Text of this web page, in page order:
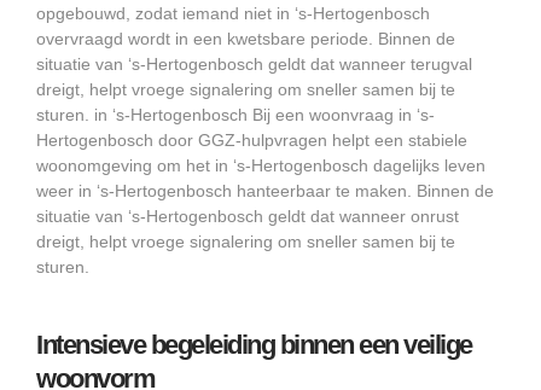
opgebouwd, zodat iemand niet in ‘s-Hertogenbosch
overvraagd wordt in een kwetsbare periode. Binnen de
situatie van ‘s-Hertogenbosch geldt dat wanneer terugval
dreigt, helpt vroege signalering om sneller samen bij te
sturen. in ‘s-Hertogenbosch Bij een woonvraag in ‘s-
Hertogenbosch door GGZ-hulpvragen helpt een stabiele
woonomgeving om het in ‘s-Hertogenbosch dagelijks leven
weer in ‘s-Hertogenbosch hanteerbaar te maken. Binnen de
situatie van ‘s-Hertogenbosch geldt dat wanneer onrust
dreigt, helpt vroege signalering om sneller samen bij te
sturen.
Intensieve begeleiding binnen een veilige
woonvorm